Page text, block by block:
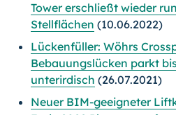
Tower erschließt wieder
Stellflächen (10.06.2022)
Lückenfüller: Wöhrs
Bebauungslücken parkt
unterirdisch (26.07.2021)
Neuer BIM-geeigneter